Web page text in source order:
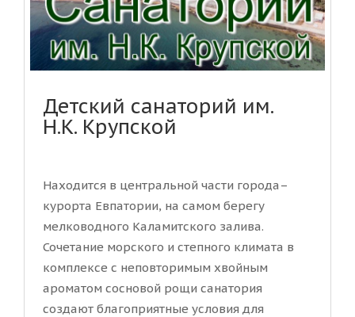
Детский санаторий им.
Н.К. Крупской
Находится в центральной части города–
курорта Евпатории, на самом берегу
мелководного Каламитского залива.
Сочетание морского и степного климата в
комплексе с неповторимым хвойным
ароматом сосновой рощи санатория
создают благоприятные условия для